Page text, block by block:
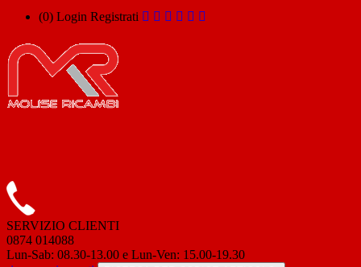
(0) Login Registrati
SERVIZIO CLIENTI
0874 014088
Lun-Sab: 08.30-13.00 e Lun-Ven: 15.00-19.30